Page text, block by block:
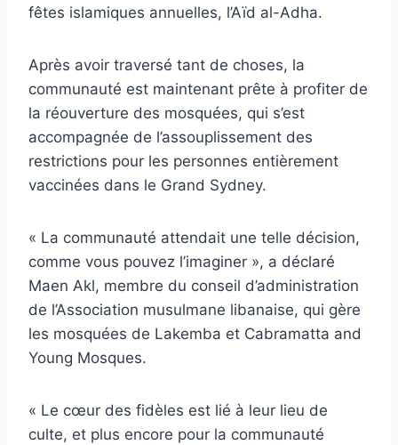
fêtes islamiques annuelles, l’Aïd al-Adha.
Après avoir traversé tant de choses, la
communauté est maintenant prête à profiter de
la réouverture des mosquées, qui s’est
accompagnée de l’assouplissement des
restrictions pour les personnes entièrement
vaccinées dans le Grand Sydney.
« La communauté attendait une telle décision,
comme vous pouvez l’imaginer », a déclaré
Maen Akl, membre du conseil d’administration
de l’Association musulmane libanaise, qui gère
les mosquées de Lakemba et Cabramatta and
Young Mosques.
« Le cœur des fidèles est lié à leur lieu de
culte, et plus encore pour la communauté